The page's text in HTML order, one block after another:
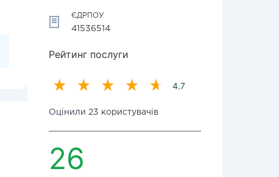
ЄДРПОУ
41536514
Рейтинг послуги
4.7
Оцінили 23 користувачів
26